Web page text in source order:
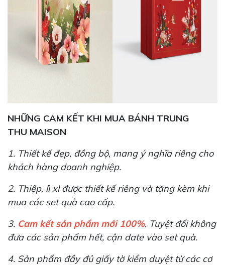
NHỮNG CAM KẾT KHI MUA BÁNH TRUNG
THU MAISON
1. Thiết kế đẹp, đồng bộ, mang ý nghĩa riêng cho
khách hàng doanh nghiệp.
2. Thiệp, lì xì được thiết kế riêng và tặng kèm khi
mua các set quà cao cấp.
3. Cam kết sản phẩm mới 100%. Tuyệt đối không
đưa các sản phẩm hết, cận date vào set quà.
4. Sản phẩm đầy đủ giấy tờ kiểm duyệt từ các cơ